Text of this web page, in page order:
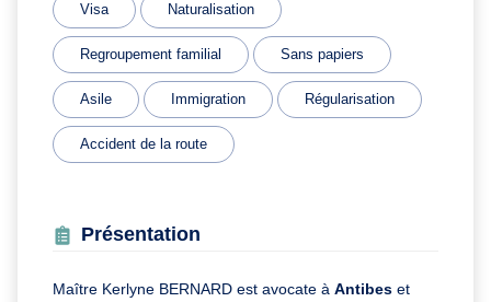
Visa Naturalisation
Regroupement familial Sans papiers
Asile Immigration Régularisation
Accident de la route
Présentation
Maître Kerlyne BERNARD est avocate à Antibes et